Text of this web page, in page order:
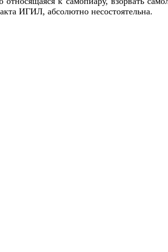
ИГИЛ, абсолютно несостоятельна.